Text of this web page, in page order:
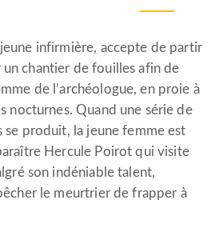
infirmière, accepte de partir
chantier de fouilles afin de
de l’archéologue, en proie à
nocturnes. Quand une série de
se produit, la jeune femme est
Hercule Poirot qui visite
son indéniable talent,
le meurtrier de frapper à